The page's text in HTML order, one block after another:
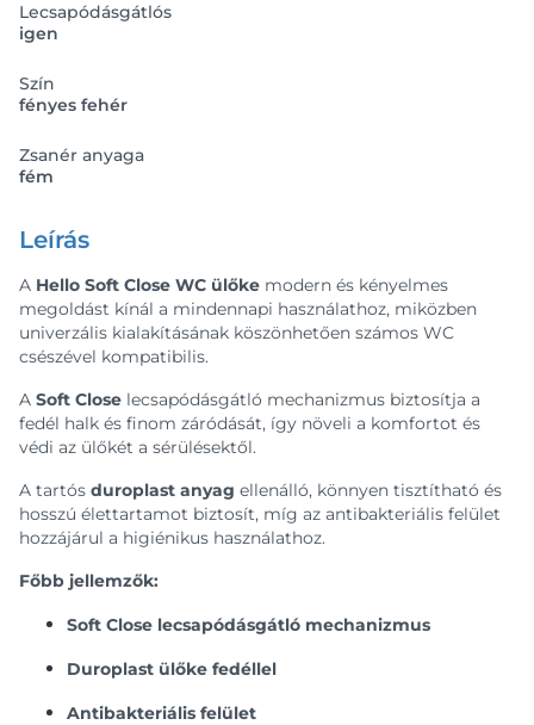
Lecsapódásgátlós
igen
Szín
fényes fehér
Zsanér anyaga
fém
Leírás
A Hello Soft Close WC ülőke modern és kényelmes
megoldást kínál a mindennapi használathoz, miközben
univerzális kialakításának köszönhetően számos WC
csészével kompatibilis.
A Soft Close lecsapódásgátló mechanizmus biztosítja a
fedél halk és finom záródását, így növeli a komfortot és
védi az ülőkét a sérülésektől.
A tartós duroplast anyag ellenálló, könnyen tisztítható és
hosszú élettartamot biztosít, míg az antibakteriális felület
hozzájárul a higiénikus használathoz.
Főbb jellemzők:
Soft Close lecsapódásgátló mechanizmus
Duroplast ülőke fedéllel
Antibakteriális felület